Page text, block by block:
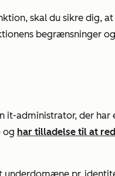
skal du sikre dig,
begrænsninger
it-administrator, der
og har tilladelse til at